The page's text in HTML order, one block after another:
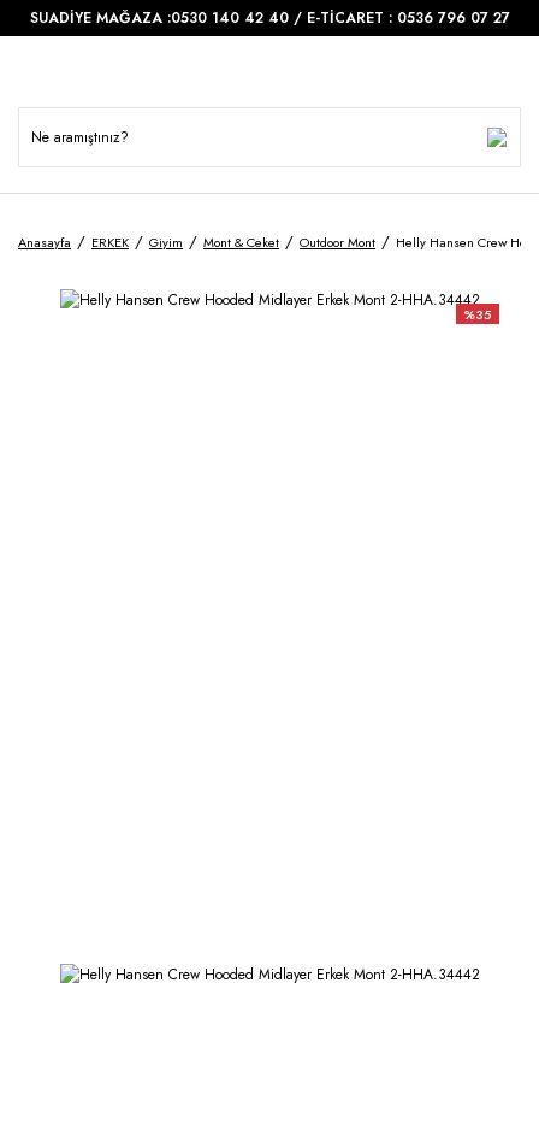
SUADİYE MAĞAZA :0530 140 42 40 / E-TİCARET : 0536 796 07 27
Anasayfa ERKEK Giyim Mont & Ceket Outdoor Mont Helly Hansen Crew
%35